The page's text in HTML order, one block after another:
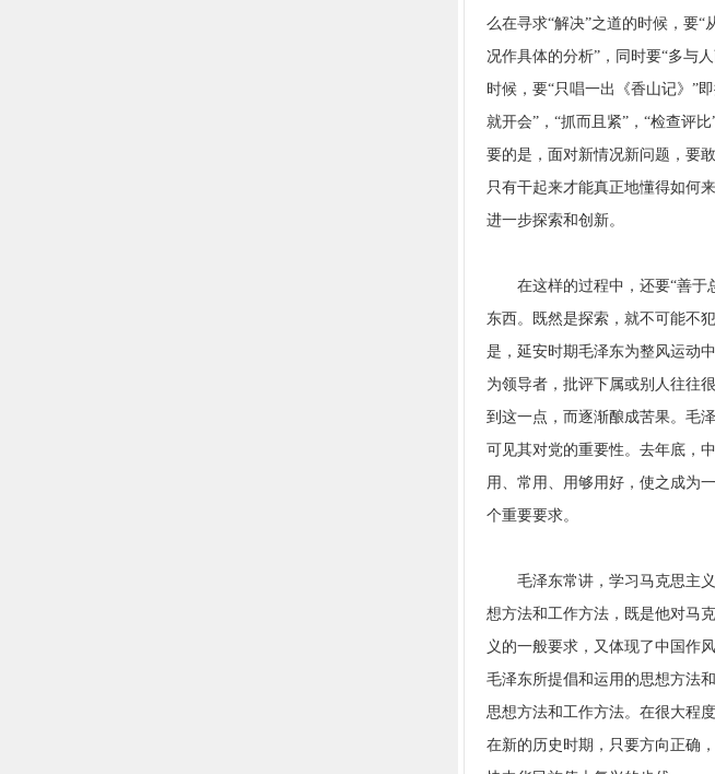
么在寻求“解决”之道的时候，要“
况作具体的分析”，同时要“多与
时候，要“只唱一出《香山记》”
就开会”，“抓而且紧”，“检查评
要的是，面对新情况新问题，要
只有干起来才能真正地懂得如何
进一步探索和创新。
在这样的过程中，还要“善于
东西。既然是探索，就不可能不
是，延安时期毛泽东为整风运动
为领导者，批评下属或别人往往
到这一点，而逐渐酿成苦果。毛
可见其对党的重要性。去年底，
用、常用、用够用好，使之成为
个重要要求。
毛泽东常讲，学习马克思主
想方法和工作方法，既是他对马
义的一般要求，又体现了中国作
毛泽东所提倡和运用的思想方法
思想方法和工作方法。在很大程
在新的历史时期，只要方向正确